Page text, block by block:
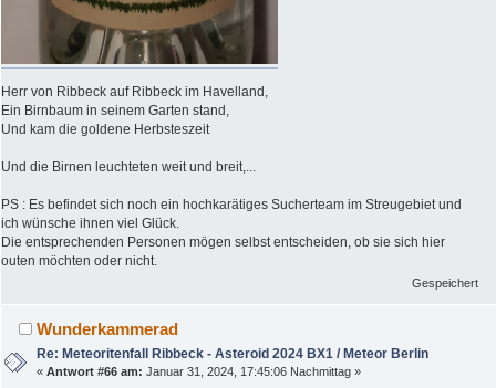
Herr von Ribbeck auf Ribbeck im Havelland,
Ein Birnbaum in seinem Garten stand,
Und kam die goldene Herbsteszeit
Und die Birnen leuchteten weit und breit,...
PS : Es befindet sich noch ein hochkarätiges Sucherteam im Streugebiet und
ich wünsche ihnen viel Glück.
Die entsprechenden Personen mögen selbst entscheiden, ob sie sich hier
outen möchten oder nicht.
Gespeichert
Wunderkammerad
Re: Meteoritenfall Ribbeck - Asteroid 2024 BX1 / Meteor Berlin
«Antwort #66 am: Januar 31, 2024, 17:45:06 Nachmittag »